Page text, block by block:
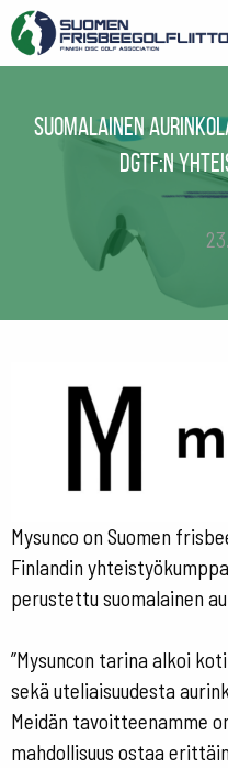
Suomalainen
DGTF:n
Mysunco on Suomen
Finlandin
perustettu suomalainen
”Mysuncon tarina alkoi
sekä uteliaisuudesta
Meidän tavoitteenamme
mahdollisuus ostaa